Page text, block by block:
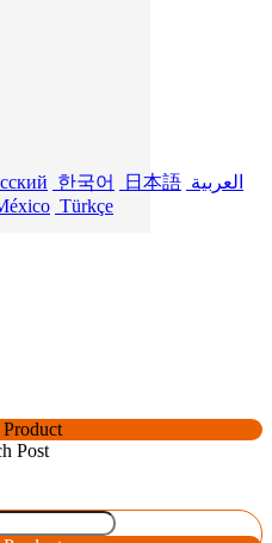
한국어 日本語 العربية
Türkçe
Product
Post